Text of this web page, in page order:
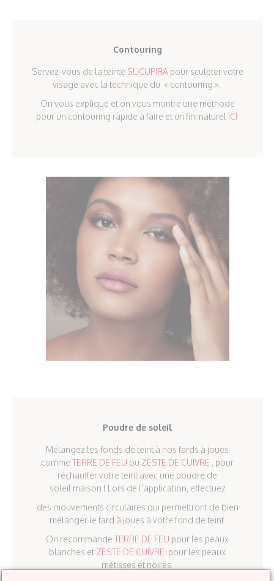
Contouring
Servez-vous de la teinte SUCUPIRA pour sculpter votre
visage avec la technique du « contouring ».
On vous explique et on vous montre une méthode
pour un contouring rapide à faire et un fini naturel ICI
Poudre de soleil
Mélangez les fonds de teint à nos fards à joues
comme TERRE DE FEU ou ZESTE DE CUIVRE , pour
réchauffer votre teint avec une poudre de
soleil maison ! Lors de l’application, effectuez
des mouvements circulaires qui permettront de bien
mélanger le fard à joues à votre fond de teint.
On recommande TERRE DE FEU pour les peaux
blanches et ZESTE DE CUIVRE pour les peaux
métisses et noires.